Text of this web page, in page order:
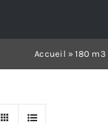
Accueil »180 m3